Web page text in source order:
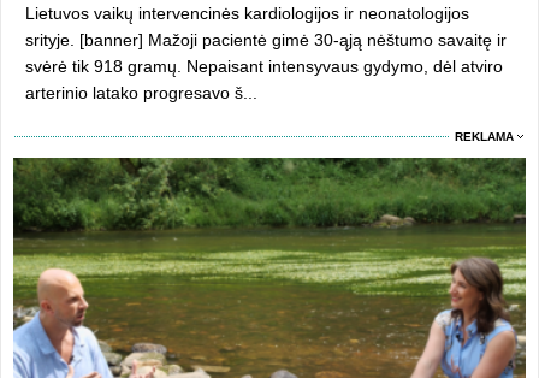
Lietuvos vaikų intervencinės kardiologijos ir neonatologijos
srityje. [banner] Mažoji pacientė gimė 30-ąją nėštumo savaitę ir
svėrė tik 918 gramų. Nepaisant intensyvaus gydymo, dėl atviro
arterinio latako progresavo š...
REKLAMA